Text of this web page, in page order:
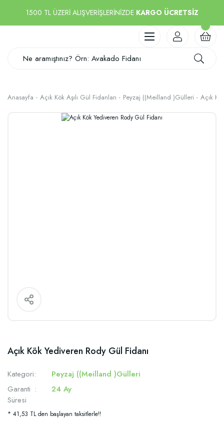
1500 TL ÜZERİ ALIŞVERİŞLERİNİZDE KARGO ÜCRETSİZ
Anasayfa Açık Kök Aşılı Gül Fidanları Peyzaj ((Meilland )Gülleri Açık
Açık Kök Yediveren Rody Gül Fidanı
Kategori
Peyzaj ((Meilland )Gülleri
Garanti
Süresi
24 Ay
* 41,53 TL den başlayan taksitlerle!!